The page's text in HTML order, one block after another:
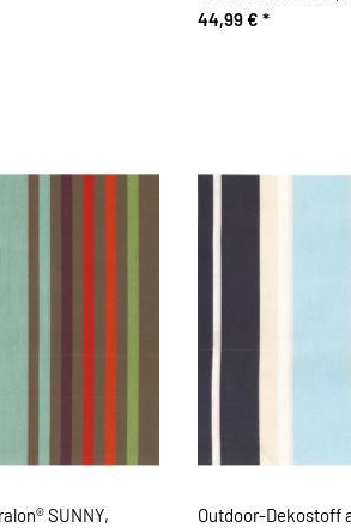
türkisblau
44,99 € *
SUNNY,
Outdoor-Dekostoff